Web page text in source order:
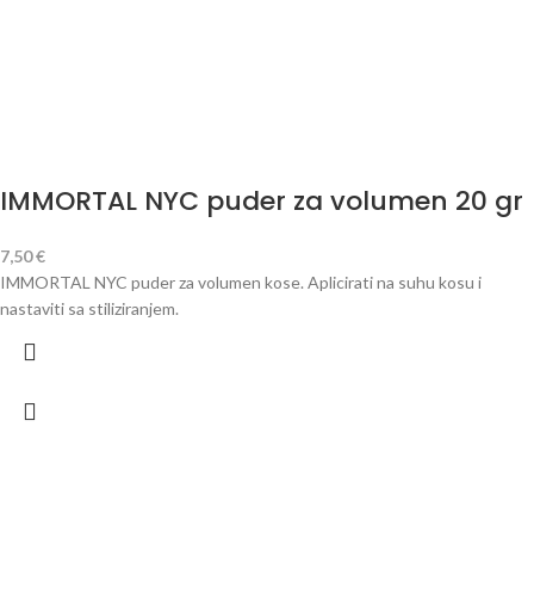
IMMORTAL NYC puder za volumen 20 gr
7,50€
IMMORTAL NYC puder za volumen kose. Aplicirati na suhu kosu i
nastaviti sa stiliziranjem.